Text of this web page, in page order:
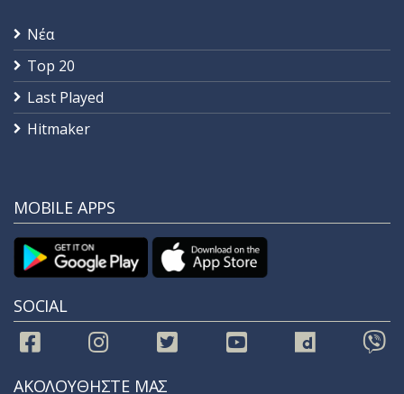
Νέα
Top 20
Last Played
Hitmaker
MOBILE APPS
SOCIAL
ΑΚΟΛΟΥΘΗΣΤΕ ΜΑΣ